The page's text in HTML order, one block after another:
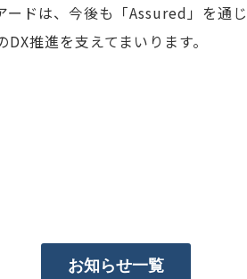
ードは、今後も「Assured」を通
推進を支えてまいります。
お知らせ一覧